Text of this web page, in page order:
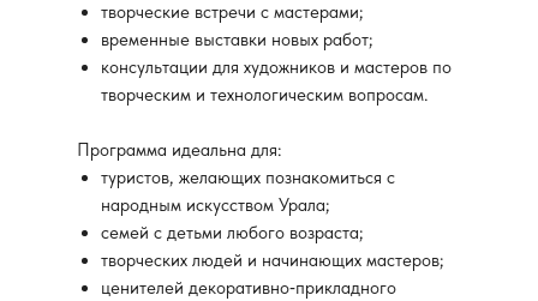
творческие встречи с мастерами;
временные выставки новых работ;
консультации для художников и мастеров по
творческим и технологическим вопросам.
Программа идеальна для:
туристов, желающих познакомиться с
народным искусством Урала;
семей с детьми любого возраста;
творческих людей и начинающих мастеров;
ценителей декоративно‑прикладного